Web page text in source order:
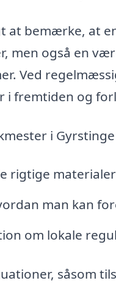
at bemærke, at
men også en
Ved
i fremtiden og
i
rigtige
man kan
om lokale
såsom